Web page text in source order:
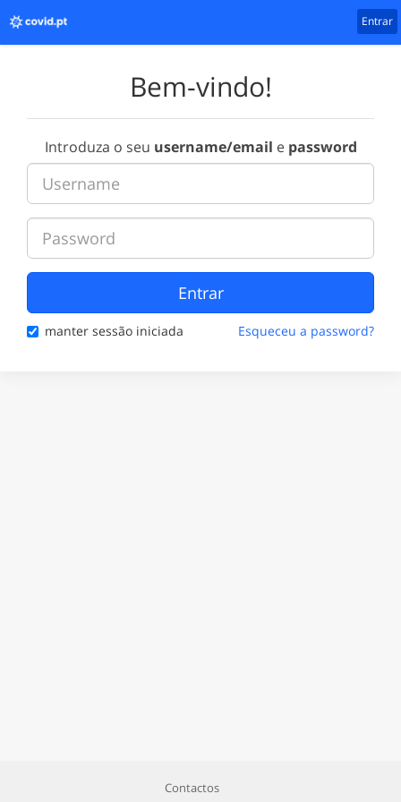
Entrar
Bem-vindo!
Introduza o seu username/email e password
Entrar
manter sessão iniciada Esqueceu a password?
Contactos